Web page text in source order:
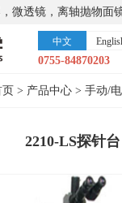
微透镜，离轴抛物面
载物台，激光器，光
中文
0755-84870203
页 > 产品中心> 手动/
2210-LS探针台